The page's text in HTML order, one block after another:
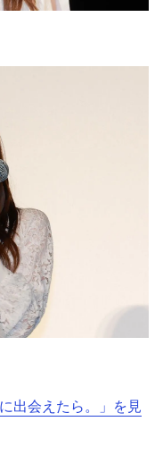
出会えたら。」を見